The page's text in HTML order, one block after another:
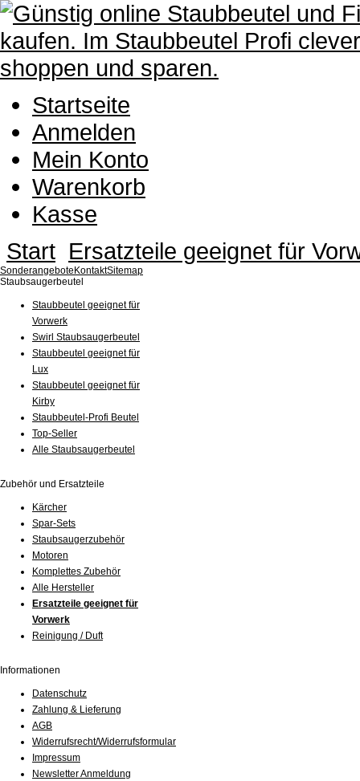
Startseite
Anmelden
Mein Konto
Warenkorb
Kasse
Start Ersatzteile geeignet für
Sonderangebote KontaktSitemap
Staubsaugerbeutel
Staubbeutel geeignet für
Vorwerk
Swirl Staubsaugerbeutel
Staubbeutel geeignet für
Lux
Staubbeutel geeignet für
Kirby
Staubbeutel-Profi Beutel
Top-Seller
Alle Staubsaugerbeutel
Zubehör und Ersatzteile
Kärcher
Spar-Sets
Staubsaugerzubehör
Motoren
Komplettes Zubehör
Alle Hersteller
Ersatzteile geeignet für
Vorwerk
Reinigung / Duft
Informationen
Datenschutz
Zahlung & Lieferung
AGB
Widerrufsrecht/Widerrufsformular
Impressum
Newsletter Anmeldung